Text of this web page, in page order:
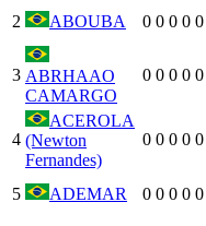
2 ABOUBA 0 0 0 0 0
3 ABRHAAO
CAMARGO
0 0 0 0 0
4
ACEROLA
(Newton
Fernandes)
0 0 0 0 0
5 ADEMAR 0 0 0 0 0